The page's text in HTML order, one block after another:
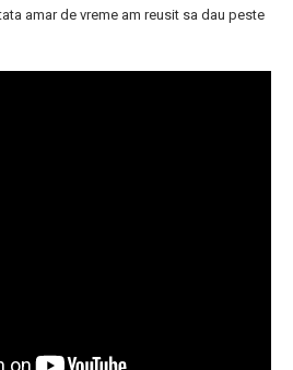
amar de vreme am reusit sa dau peste